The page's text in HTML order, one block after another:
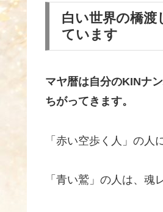
白い世界の橋
ています
マヤ暦は自分のKINナ
ちがってきます。
「赤い空歩く人」の人
「青い鷲」の人は、魂